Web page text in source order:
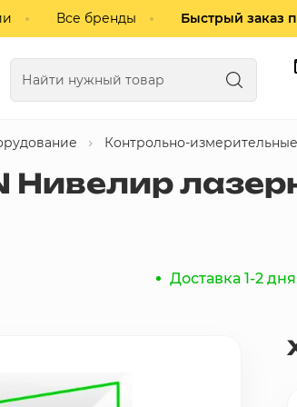
Все бренды Быстрый заказ
Газобетонные блоки
Контрольно-
Нивелир
Доставка 1-2 дня